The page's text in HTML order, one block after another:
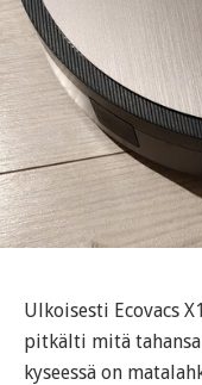
Ulkoisesti Ecovacs
pitkälti mitä
kyseessä on